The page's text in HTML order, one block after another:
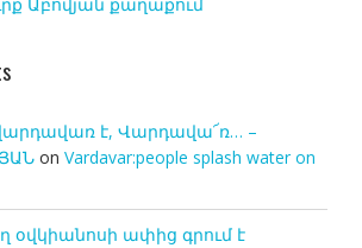
է, Վարդավա՜ռ… –
on Vardavar:people splash water on
օվկիանոսի ափից գրում է